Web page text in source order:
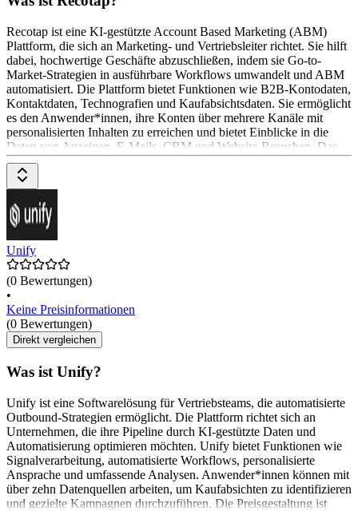
Recotap ist eine KI-gestützte Account Based Marketing (ABM)
Plattform, die sich an Marketing- und Vertriebsleiter richtet. Sie hilft
dabei, hochwertige Geschäfte abzuschließen, indem sie Go-to-
Market-Strategien in ausführbare Workflows umwandelt und ABM
automatisiert. Die Plattform bietet Funktionen wie B2B-Kontodaten,
Kontaktdaten, Technografien und Kaufabsichtsdaten. Sie ermöglicht
es den Anwender*innen, ihre Konten über mehrere Kanäle mit
personalisierten Inhalten zu erreichen und bietet Einblicke in die
Daten von Anzeigen, E-Mails, CRM und Website-Besuchen. Das
Pricing-Modell von Recotap ist nicht öffentlich verfügbar und kann
durch eine Anfrage oder eine Software-Demo ermittelt werden.
Unify
(0 Bewertungen)
•
Keine Preisinformationen
(0 Bewertungen)
Direkt vergleichen
Was ist Unify?
Unify ist eine Softwarelösung für Vertriebsteams, die automatisierte
Outbound-Strategien ermöglicht. Die Plattform richtet sich an
Unternehmen, die ihre Pipeline durch KI-gestützte Daten und
Automatisierung optimieren möchten. Unify bietet Funktionen wie
Signalverarbeitung, automatisierte Workflows, personalisierte
Ansprache und umfassende Analysen. Anwender*innen können mit
über zehn Datenquellen arbeiten, um Kaufabsichten zu identifizieren
und gezielte Kampagnen durchzuführen. Die Preisgestaltung ist